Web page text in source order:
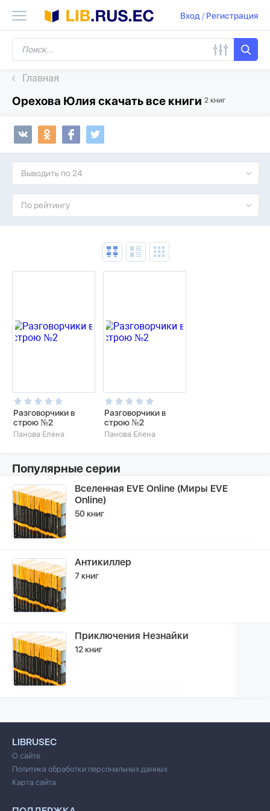
Вход/ Регистрация
Главная
Орехова Юлия скачать все книги 2 книг
Выводить по 24
По рейтингу
Разговорчики в
строю №2
Панова Елена
Разговорчики в
строю №2
Панова Елена
Популярные серии
Вселенная EVE Online (Миры EVE
Online)
50 книг
Антикиллер
7 книг
Приключения Незнайки
12 книг
LIBRUSEC
О сайте
Политика обработки персональных данных
Карта сайта